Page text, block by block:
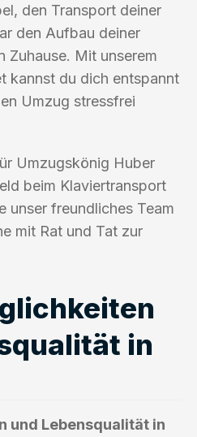
den Transport deiner
den Aufbau deiner
Zuhause. Mit unserem
kannst du dich entspannt
Umzug stressfrei
Umzugskönig Huber
beim Klaviertransport
unser freundliches Team
mit Rat und Tat zur
in
und Lebensqualität in